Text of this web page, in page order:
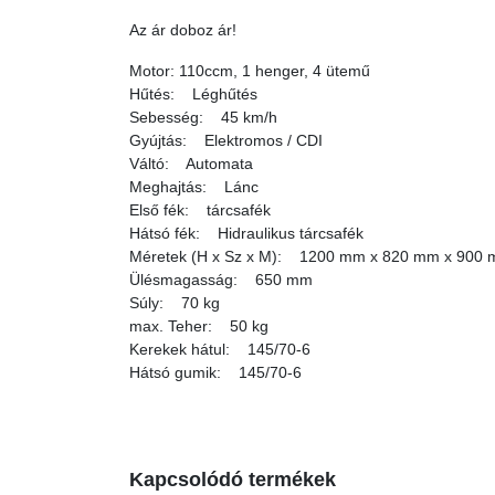
Az ár doboz ár!
Motor: 110ccm, 1 henger, 4 ütemű
Hűtés: Léghűtés
Sebesség: 45 km/h
Gyújtás: Elektromos / CDI
Váltó: Automata
Meghajtás: Lánc
Első fék: tárcsafék
Hátsó fék: Hidraulikus tárcsafék
Méretek (H x Sz x M): 1200 mm x 820 mm x 900
Ülésmagasság: 650 mm
Súly: 70 kg
max. Teher: 50 kg
Kerekek hátul: 145/70-6
Hátsó gumik: 145/70-6
Kapcsolódó termékek